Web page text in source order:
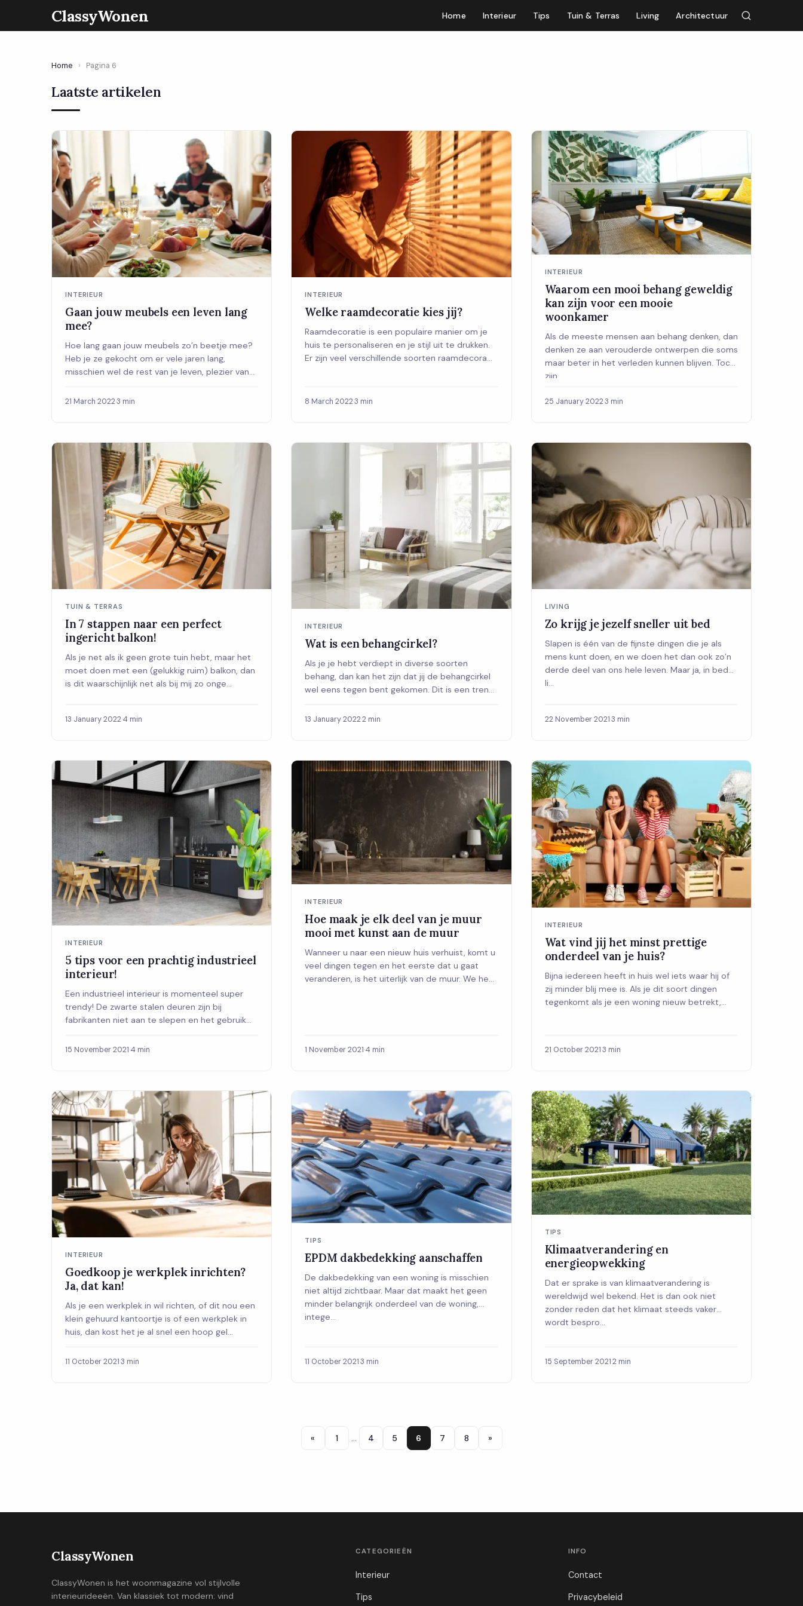
ClassyWonen Home Interieur Tips Tuin & Terras Living Architectuur
Home › Pagina 6
Laatste artikelen
INTERIEUR
Gaan jouw meubels een leven lang
mee?
Hoe lang gaan jouw meubels zo’n beetje mee?
Heb je ze gekocht om er vele jaren lang,
misschien wel de rest van je leven, plezier van
21 March 2022·3 min
INTERIEUR
Welke raamdecoratie kies jij?
Raamdecoratie is een populaire manier om je
huis te personaliseren en je stijl uit te drukken.
Er zijn veel verschillende soorten raamdecora...
8 March 2022·3 min
INTERIEUR
Waarom een mooi behang geweldig
kan zijn voor een mooie
woonkamer
Als de meeste mensen aan behang denken, dan
denken ze aan verouderde ontwerpen die soms
maar beter in het verleden kunnen blijven. Toch
zijn...
25 January 2022·3 min
TUIN & TERRAS
In 7 stappen naar een perfect
ingericht balkon!
Als je net als ik geen grote tuin hebt, maar het
moet doen met een (gelukkig ruim) balkon, dan
is dit waarschijnlijk net als bij mij zo onge...
13 January 2022·4 min
INTERIEUR
Wat is een behangcirkel?
Als je je hebt verdiept in diverse soorten
behang, dan kan het zijn dat jij de behangcirkel
wel eens tegen bent gekomen. Dit is een trend
13 January 2022·2 min
LIVING
Zo krijg je jezelf sneller uit bed
Slapen is één van de fijnste dingen die je als
mens kunt doen, en we doen het dan ook zo’n
derde deel van ons hele leven. Maar ja, in bed
li...
22 November 2021·3 min
INTERIEUR
5 tips voor een prachtig industrieel
interieur!
Een industrieel interieur is momenteel super
trendy! De zwarte stalen deuren zijn bij
fabrikanten niet aan te slepen en het gebruik
15 November 2021·4 min
INTERIEUR
Hoe maak je elk deel van je muur
mooi met kunst aan de muur
Wanneer u naar een nieuw huis verhuist, komt u
veel dingen tegen en het eerste dat u gaat
veranderen, is het uiterlijk van de muur. We he...
1 November 2021·4 min
INTERIEUR
Wat vind jij het minst prettige
onderdeel van je huis?
Bijna iedereen heeft in huis wel iets waar hij of
zij minder blij mee is. Als je dit soort dingen
tegenkomt als je een woning nieuw betrekt,...
21 October 2021·3 min
INTERIEUR
Goedkoop je werkplek inrichten?
Ja, dat kan!
Als je een werkplek in wil richten, of dit nou een
klein gehuurd kantoortje is of een werkplek in
huis, dan kost het je al snel een hoop gel...
11 October 2021·3 min
TIPS
EPDM dakbedekking aanschaffen
De dakbedekking van een woning is misschien
niet altijd zichtbaar. Maar dat maakt het geen
minder belangrijk onderdeel van de woning,
intege...
11 October 2021·3 min
TIPS
Klimaatverandering en
energieopwekking
Dat er sprake is van klimaatverandering is
wereldwijd wel bekend. Het is dan ook niet
zonder reden dat het klimaat steeds vaker
wordt bespro...
15 September 2021·2 min
« 1 … 4 5 6 7 8 »
ClassyWonen
ClassyWonen is het woonmagazine vol stijlvolle
interieurideeën. Van klassiek tot modern: vind
CATEGORIEËN
Interieur
Tips
INFO
Contact
Privacybeleid